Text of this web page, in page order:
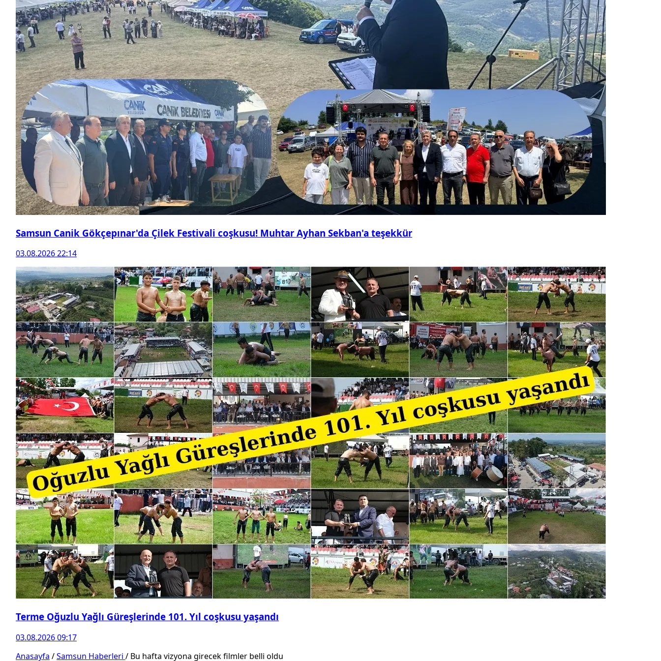
Samsun Canik Gökçepınar'da Çilek Festivali coşkusu! Muhtar Ayhan Sekban'a teşekkür
03.08.2026 22:14
Terme Oğuzlu Yağlı Güreşlerinde 101. Yıl coşkusu yaşandı
03.08.2026 09:17
Anasayfa /Samsun Haberleri / Bu hafta vizyona girecek filmler belli oldu